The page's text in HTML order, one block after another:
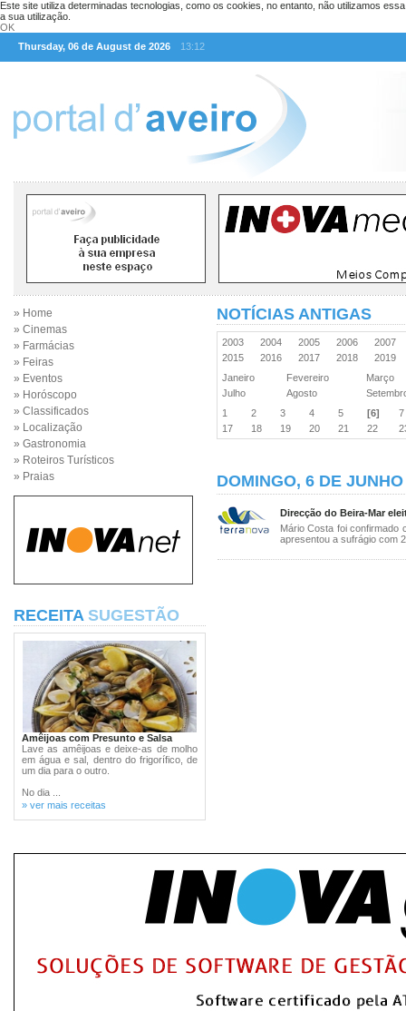
Este site utiliza determinadas tecnologias, como os cookies, no entanto, não utilizamos
a sua utilização.
OK
Thursday, 06 de August de 2026
13:12
» Home
» Cinemas
» Farmácias
» Feiras
» Eventos
» Horóscopo
» Classificados
» Localização
» Gastronomia
» Roteiros Turísticos
» Praias
RECEITA SUGESTÃO
Amêijoas com Presunto e Salsa
Lave as amêijoas e deixe-as de molho
em água e sal, dentro do frigorífico, de
um dia para o outro.
No dia ...
» ver mais receitas
NOTÍCIAS ANTIGAS
2003 2004 2005 2006
2007
2015
2016 2017 2018
2019
Janeiro
Fevereiro
Março
Julho
Agosto
1
2 3 4 5 [6]
17
18 19 20 21 22
DOMINGO, 6 DE
Direcção do Beira-Mar
Mário Costa foi confirmado
apresentou a sufrágio com